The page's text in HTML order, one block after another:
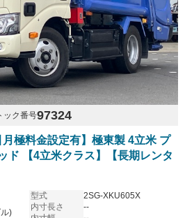
ック番号97324
月極料金設定有】極東製 4立米 プ
ド 【4立米クラス】【長期レンタ
)
型式
2SG-XKU605X
内寸長さ
--